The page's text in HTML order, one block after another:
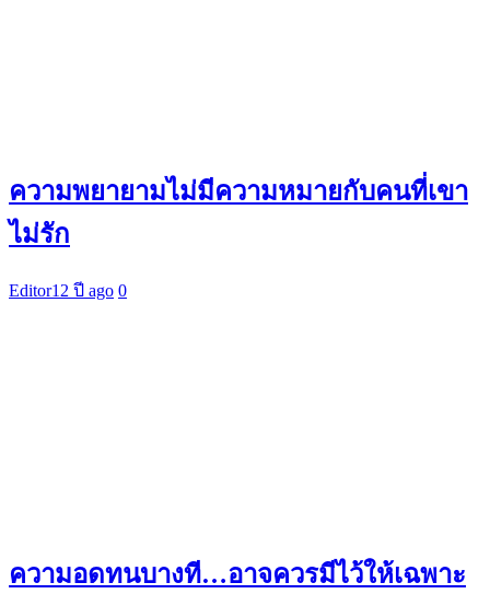
ความพยายามไม่มีความหมายกับคนที่เขา
ไม่รัก
Editor12 ปี ago 0
ความอดทนบางที…อาจควรมีไว้ให้เฉพาะ